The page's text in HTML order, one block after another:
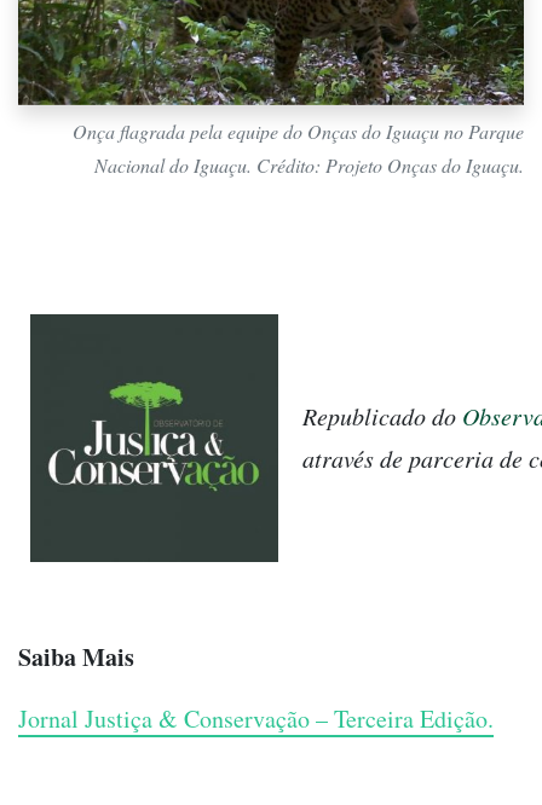
Onça flagrada pela equipe do Onças do Iguaçu no Parque
Nacional do Iguaçu. Crédito: Projeto Onças do Iguaçu.
Republicado do
através de parceria de
Saiba Mais
Jornal Justiça & Conservação – Terceira Edição.